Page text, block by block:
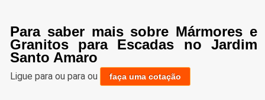
Para saber mais sobre Mármores e
Granitos para Escadas no Jardim
Santo Amaro
Ligue paraou paraou faça uma cotação